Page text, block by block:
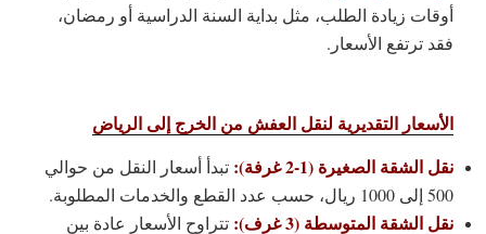
أوقات زيادة الطلب، مثل بداية السنة الدراسية أو رمضان،
فقد ترتفع الأسعار.
الأسعار التقديرية لنقل العفش من الخرج إلى الرياض
نقل الشقة الصغيرة (1-2 غرفة):
تبدأ أسعار النقل من حوالي
500 إلى 1000 ريال، حسب عدد القطع والخدمات المطلوبة.
نقل الشقة المتوسطة (3 غرف):
تتراوح الأسعار عادة بين